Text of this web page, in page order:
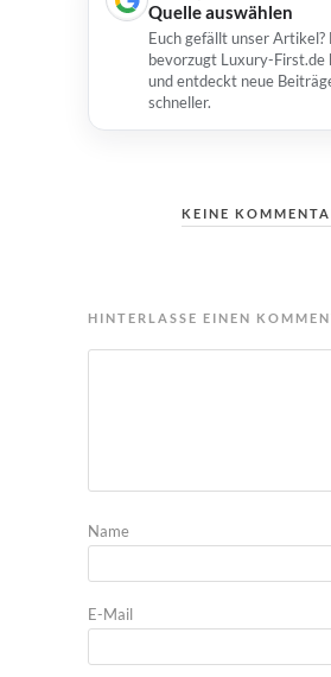
Quelle auswählen
Euch gefällt unser Artikel?
bevorzugt Luxury-First.de
und entdeckt neue
schneller.
KEINE
HINTERLASSE EINEN
Name
E-Mail